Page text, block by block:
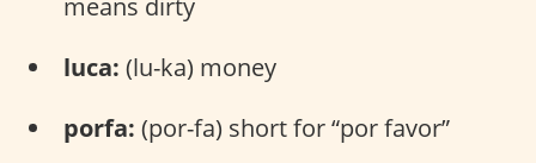
luca: (lu-ka) money
porfa: (por-fa) short for “por favor”